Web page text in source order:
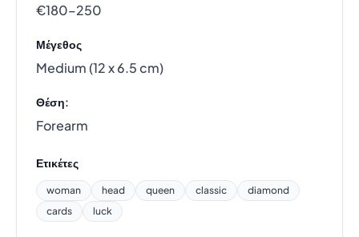
€180–250
Μέγεθος
Medium (12 x 6.5 cm)
Θέση:
Forearm
Ετικέτες
woman head queen classic
diamond
cards
luck